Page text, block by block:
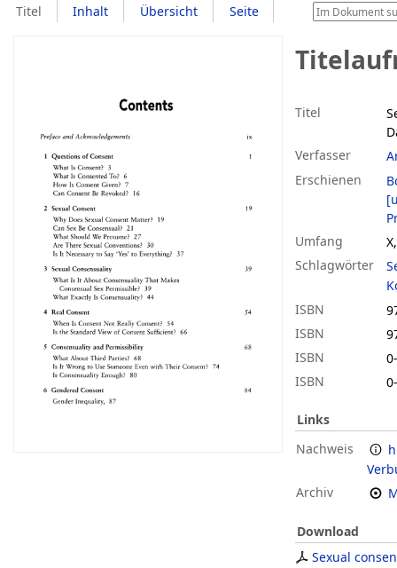
Titel Inhalt Übersicht Seite
Titel
Verfasser
Erschienen
Umfang
Schlagwörter
ISBN
ISBN
ISBN
ISBN
Links
Nachweis
Archiv
Download
Sexual